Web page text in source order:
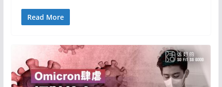
Read More